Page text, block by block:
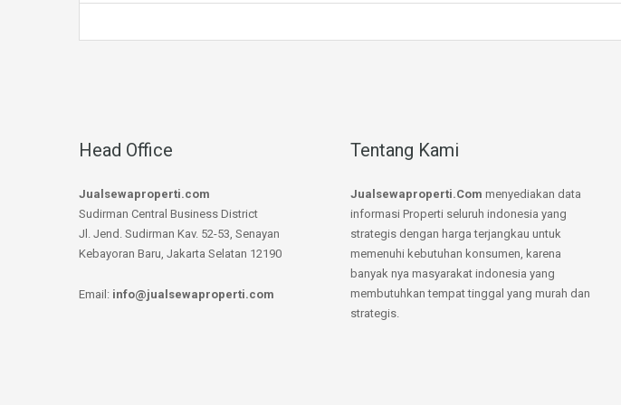
Head Office
Jualsewaproperti.com
Sudirman Central Business District
Jl. Jend. Sudirman Kav. 52-53, Senayan
Kebayoran Baru, Jakarta Selatan 12190
Email: info@jualsewaproperti.com
Tentang Kami
Jualsewaproperti.Com menyediakan data
informasi Properti seluruh indonesia yang
strategis dengan harga terjangkau untuk
memenuhi kebutuhan konsumen, karena
banyak nya masyarakat indonesia yang
membutuhkan tempat tinggal yang murah dan
strategis.